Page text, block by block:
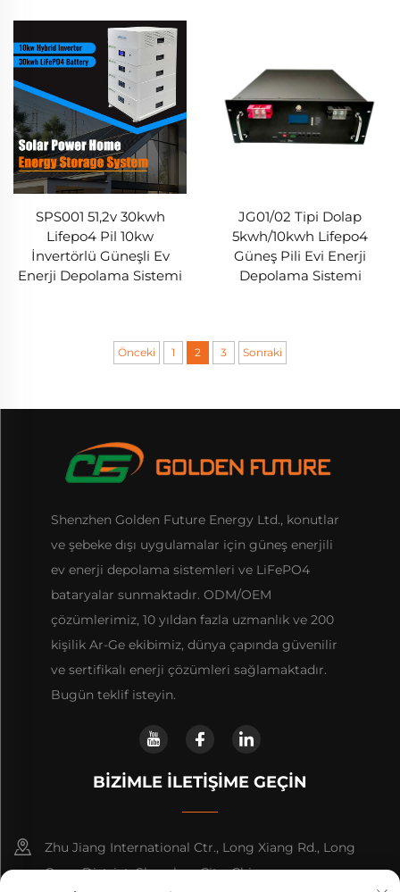
SPS001 51,2v 30kwh
Lifepo4 Pil 10kw
İnvertörlü Güneşli Ev
Enerji Depolama Sistemi
JG01/02 Tipi Dolap
5kwh/10kwh Lifepo4
Güneş Pili Evi Enerji
Depolama Sistemi
Önceki 1 2 3 Sonraki
Shenzhen Golden Future Energy Ltd., konutlar
ve şebeke dışı uygulamalar için güneş enerjili
ev enerji depolama sistemleri ve LiFePO4
bataryalar sunmaktadır. ODM/OEM
çözümlerimiz, 10 yıldan fazla uzmanlık ve 200
kişilik Ar-Ge ekibimiz, dünya çapında güvenilir
ve sertifikalı enerji çözümleri sağlamaktadır.
Bugün teklif isteyin.
BIZIMLE İLETIŞIME GEÇIN
Zhu Jiang International Ctr., Long Xiang Rd., Long
Gang District, Shenzhen City, China